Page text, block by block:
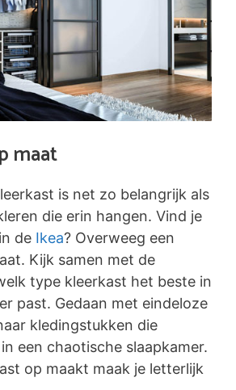
maat
is net zo belangrijk als
die erin hangen. Vind je
de Ikea? Overweeg een
Kijk samen met de
type kleerkast het beste in
past. Gedaan met eindeloze
kledingstukken die
een chaotische slaapkamer.
op maakt maak je letterlijk